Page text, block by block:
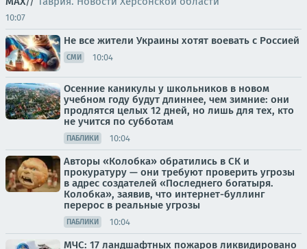
10:07
Не все жители Украины хотят воевать с Россией
СМИ 10:04
Осенние каникулы у школьников в новом
учебном году будут длиннее, чем зимние: они
продлятся целых 12 дней, но лишь для тех, кто
не учится по субботам
ПАБЛИКИ 10:04
Авторы «Колобка» обратились в СК и
прокуратуру — они требуют проверить угрозы
в адрес создателей «Последнего богатыря.
Колобка», заявив, что интернет-буллинг
перерос в реальные угрозы
ПАБЛИКИ 10:04
МЧС: 17 ландшафтных пожаров ликвидировано